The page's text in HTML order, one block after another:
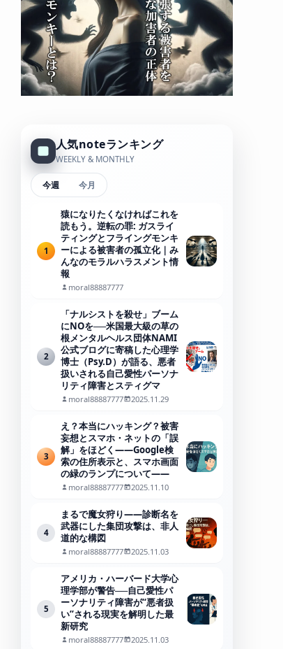
人気noteランキング
WEEKLY & MONTHLY
今週 今月
1
猿になりたくなければこれを
読もう。逆転の罪: ガスライ
ティングとフライングモンキ
ーによる被害者の孤立化｜み
んなのモラルハラスメント情
報
moral88887777
2
「ナルシストを殺せ」ブーム
にNOを──米国最大級の草の
根メンタルヘルス団体NAMI
公式ブログに寄稿した心理学
博士（Psy.D）が語る、悪者
扱いされる自己愛性パーソナ
リティ障害とスティグマ
moral88887777 2025.11.29
3
え？本当にハッキング？被害
妄想とスマホ・ネットの「誤
解」をほどく――Google検
索の住所表示と、スマホ画面
の緑のランプについて――
moral88887777 2025.11.10
4
まるで魔女狩り——診断名を
武器にした集団攻撃は、非人
道的な構図
moral88887777 2025.11.03
5
アメリカ・ハーバード大学心
理学部が警告──自己愛性パ
ーソナリティ障害が“悪者扱
い”される現実を解明した最
新研究
moral88887777 2025.11.03